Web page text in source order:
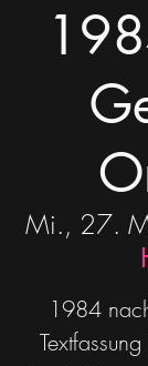
Mi., 27.
1984